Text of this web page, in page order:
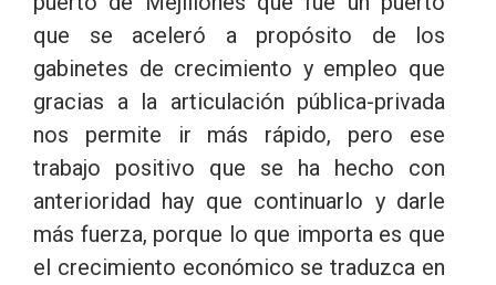
que se aceleró a propósito de los
gabinetes de crecimiento y empleo que
gracias a la articulación pública-privada
nos permite ir más rápido, pero ese
trabajo positivo que se ha hecho con
anterioridad hay que continuarlo y darle
más fuerza, porque lo que importa es que
el crecimiento económico se traduzca en